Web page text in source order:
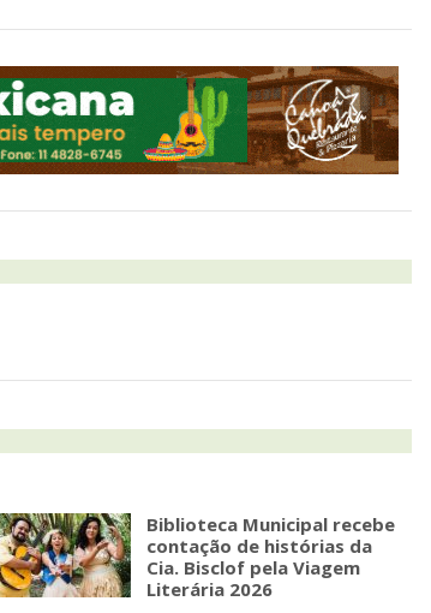
Biblioteca Municipal recebe
contação de histórias da
Cia. Bisclof pela Viagem
Literária 2026